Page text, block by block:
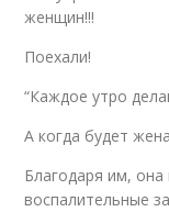
женщин!!!
Поехали!
“Каждое утро
А когда будет
Благодаря им, она
воспалительные